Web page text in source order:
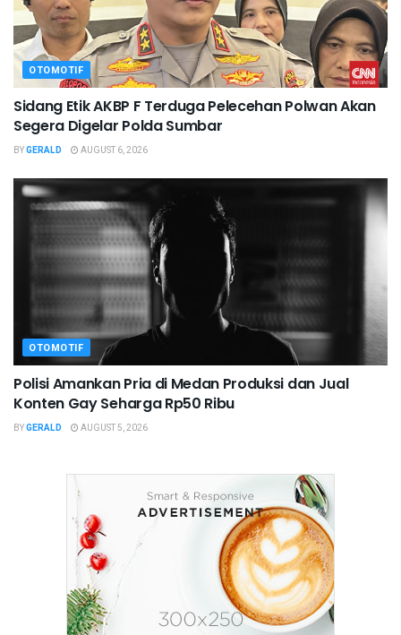
OTOMOTIF
Sidang Etik AKBP F Terduga Pelecehan Polwan Akan
Segera Digelar Polda Sumbar
BYGERALD AUGUST 6, 2026
OTOMOTIF
Polisi Amankan Pria di Medan Produksi dan Jual
Konten Gay Seharga Rp50 Ribu
BYGERALD AUGUST 5, 2026